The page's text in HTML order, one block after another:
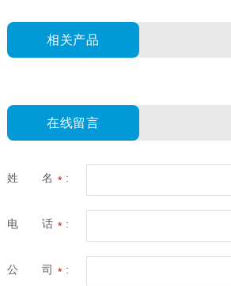
相关产品
在线留言
姓 名 * :
电 话 * :
公 司 * :